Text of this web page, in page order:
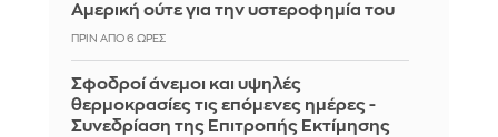
Αμερική ούτε για την υστεροφημία του
ΠΡΙΝ ΑΠΌ 6 ΏΡΕΣ
Σφοδροί άνεμοι και υψηλές
θερμοκρασίες τις επόμενες ημέρες -
Συνεδρίαση της Επιτροπής Εκτίμησης